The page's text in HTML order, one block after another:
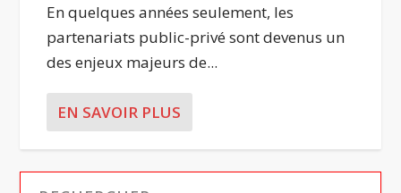
En quelques années seulement, les
partenariats public-privé sont devenus un
des enjeux majeurs de...
EN SAVOIR PLUS